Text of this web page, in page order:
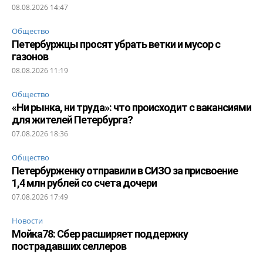
08.08.2026 14:47
Общество
Петербуржцы просят убрать ветки и мусор с
газонов
08.08.2026 11:19
Общество
«Ни рынка, ни труда»: что происходит с вакансиями
для жителей Петербурга?
07.08.2026 18:36
Общество
Петербурженку отправили в СИЗО за присвоение
1,4 млн рублей со счета дочери
07.08.2026 17:49
Новости
Мойка78: Сбер расширяет поддержку
пострадавших селлеров